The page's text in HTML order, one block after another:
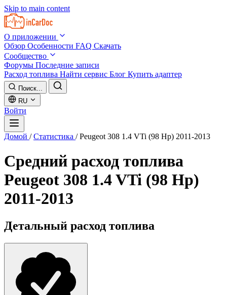
Skip to main content
О приложении
Обзор Особенности FAQ Скачать
Сообщество
Форумы Последние записи
Расход топлива Найти сервис Блог Купить адаптер
Поиск...
RU
Войти
Домой / Статистика / Peugeot 308 1.4 VTi (98 Hp) 2011-2013
Средний расход топлива
Peugeot 308 1.4 VTi (98 Hp)
2011-2013
Детальный расход топлива